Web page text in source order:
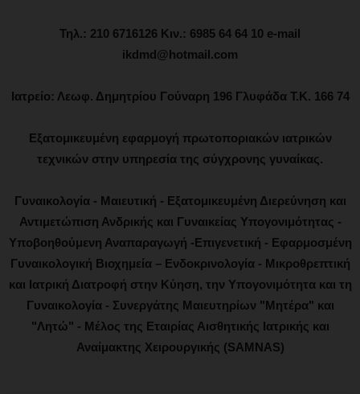
Τηλ.: 210 6716126 Κιν.: 6985 64 64 10 e-mail
ikdmd@hotmail.com
Ιατρείο: Λεωφ. Δημητρίου Γούναρη 196 Γλυφάδα Τ.Κ. 166 74
Εξατομικευμένη εφαρμογή πρωτοποριακών ιατρικών
τεχνικών στην υπηρεσία της σύγχρονης γυναίκας.
Γυναικολογία - Μαιευτική - Εξατομικευμένη Διερεύνηση και
Αντιμετώπιση Ανδρικής και Γυναικείας Υπογονιμότητας -
Υποβοηθούμενη Αναπαραγωγή -Επιγενετική - Εφαρμοσμένη
Γυναικολογική Βιοχημεία – Ενδοκρινολογία - Μικροθρεπτική
και Ιατρική Διατροφή στην Κύηση, την Υπογονιμότητα και τη
Γυναικολογία - Συνεργάτης Μαιευτηρίων "Μητέρα" και
"Λητώ" - Μέλος της Εταιρίας Αισθητικής Ιατρικής και
Αναίμακτης Χειρουργικής (SAMNAS)